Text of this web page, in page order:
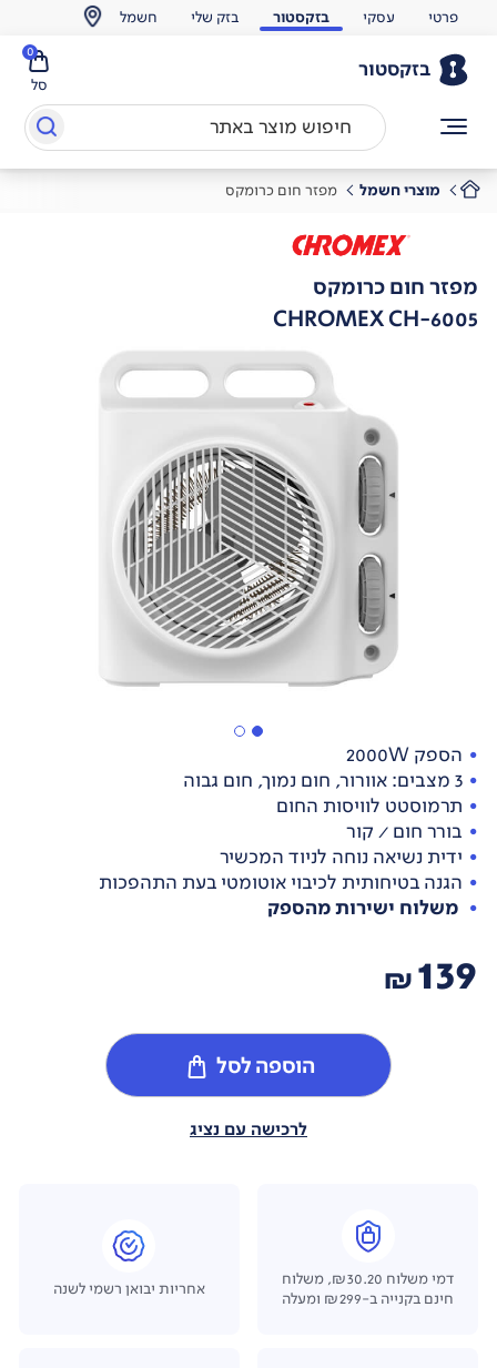
פרטי עסקי בזקסטור בזק שלי חשמל
בזקסטור
סל
0
מוצרי חשמל מפזר חום כרומקס
מפזר חום כרומקס
CHROMEX CH-6005
הספק 2000W
3 מצבים: אוורור, חום נמוך, חום גבוה
תרמוסטט לוויסות החום
בורר חום / קור
ידית נשיאה נוחה לניוד המכשיר
הגנה בטיחותית לכיבוי אוטומטי בעת התהפכות
משלוח ישירות מהספק
139
₪
הוספה לסל
לרכישה עם נציג
דמי משלוח ₪30.20, משלוח
חינם בקנייה ב-₪299 ומעלה
אחריות יבואן רשמי לשנה